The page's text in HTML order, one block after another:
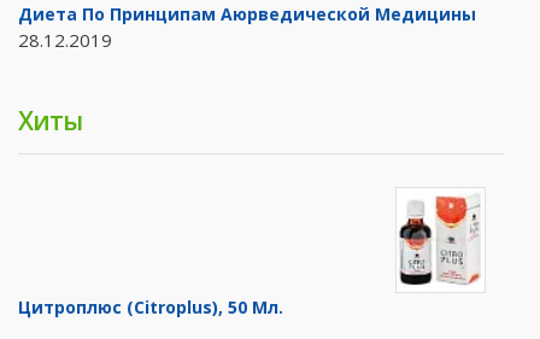
Диета По Принципам Аюрведической Медицины
28.12.2019
Хиты
Цитроплюс (Citroplus), 50 Мл.